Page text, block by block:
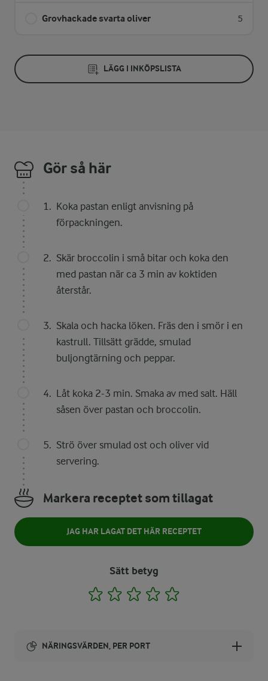
Grovhackade svarta oliver 5
LÄGG I INKÖPSLISTA
Gör så här
Koka pastan enligt anvisning på
förpackningen.
Skär broccolin i små bitar och koka den
med pastan när ca 3 min av koktiden
återstår.
Skala och hacka löken. Fräs den i smör i en
kastrull. Tillsätt grädde, smulad
buljongtärning och peppar.
Låt koka 2-3 min. Smaka av med salt. Häll
såsen över pastan och broccolin.
Strö över smulad ost och oliver vid
servering.
Markera receptet som tillagat
JAG HAR LAGAT DET HÄR RECEPTET
Sätt betyg
1 2 3 4
NÄRINGSVÄRDEN, PER PORT